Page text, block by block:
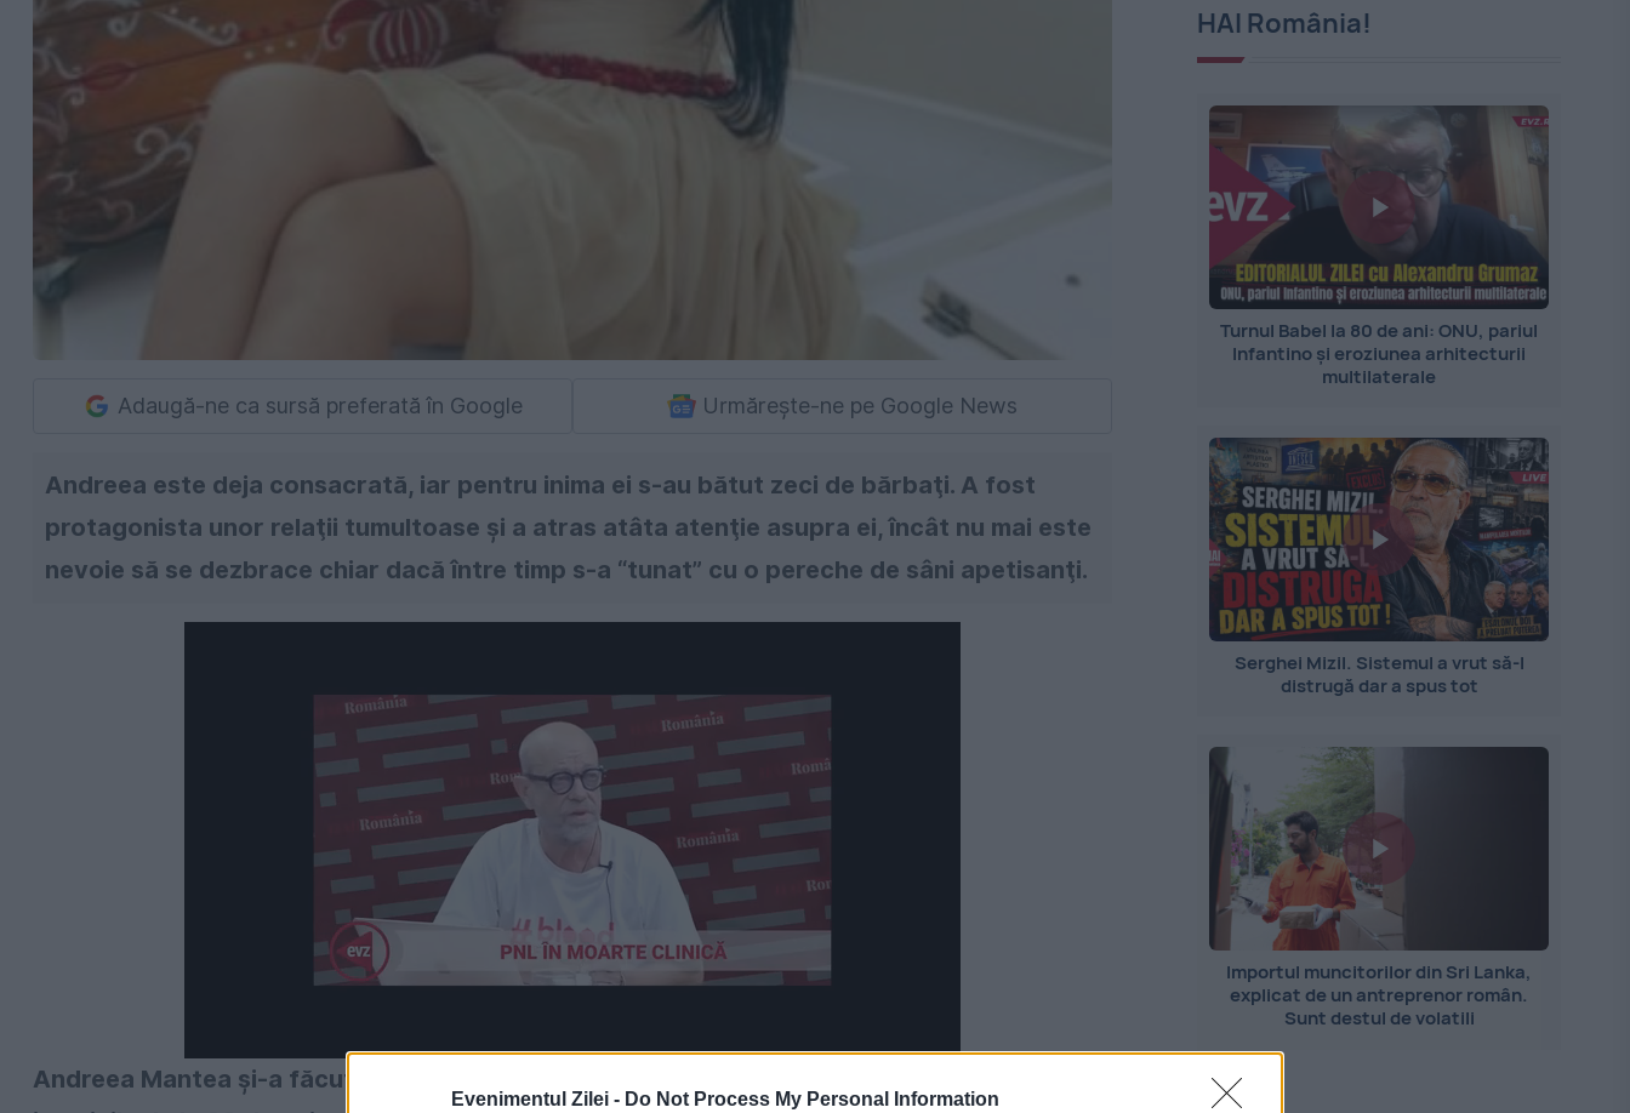
Evenimentul Zilei - Do Not Process My Personal Information
Adaugă-ne ca sursă preferată în Google Urmărește-ne pe Google News
Andreea este deja consacrată, iar pentru inima ei s-au bătut zeci de bărbaţi. A fost
protagonista unor relaţii tumultoase şi a atras atâta atenţie asupra ei, încât nu mai este
nevoie să se dezbrace chiar dacă între timp s-a “tunat” cu o pereche de sâni apetisanţi.
Andreea Mantea şi-a făcut debutul în showbiz prin imagini fierbinţi. Chiar dacă acum
HAI România!
Turnul Babel la 80 de ani: ONU, pariul
Infantino și eroziunea arhitecturii
multilaterale
Serghei Mizil. Sistemul a vrut să-l
distrugă dar a spus tot
Importul muncitorilor din Sri Lanka,
explicat de un antreprenor român.
Sunt destul de volatili